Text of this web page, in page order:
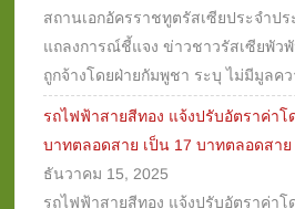
สถานเอกอัครราชทูตรัสเซียประจำปร
แถลงการณ์ชี้แจง ข่าวชาวรัสเซียพัว
ถูกจ้างโดยฝ่ายกัมพูชา ระบุ ไม่มีมูลคว
รถไฟฟ้าสายสีทอง แจ้งปรับอัตราค่าโ
บาทตลอดสาย เป็น 17 บาทตลอดสา
ธันวาคม 15, 2025
รถไฟฟ้าสายสีทอง แจ้งปรับอัตราค่าโ